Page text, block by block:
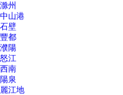
滁州
中山港
石壁
豐都
濮陽
怒江
西南
陽泉
麗江地